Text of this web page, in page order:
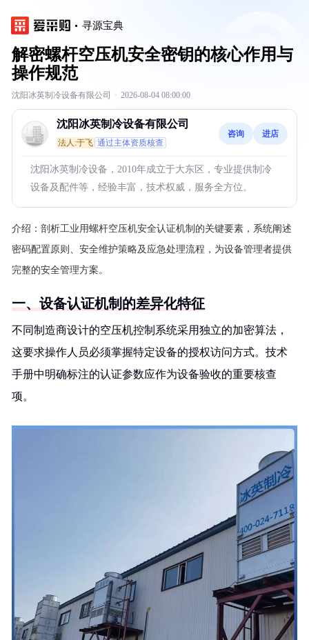
寻源宝典
解密螺杆空压机安全密钥的核心作用与
操作规范
沈阳冰英制冷设备有限公司 · 2026-08-04 08:00:00
沈阳冰英制冷设备有限公司
法人:于飞 通过主体资质核查
咨询 进店
沈阳冰英制冷设备，2010年成立于大东区，专业提供制冷
设备及配件等，经验丰富，技术权威，服务全方位。
介绍： 剖析工业用螺杆空压机安全认证机制的关键要素，系统阐述
密码配置原则、安全维护策略及应急处理流程，为设备管理者提供
完整的安全管理方案。
一、设备认证机制的差异化特征
不同制造商设计的空压机控制系统采用独立的加密算法，
这要求操作人员必须掌握特定设备的授权访问方式。技术
手册中明确标注的认证参数应作为设备验收的重要核查
项。